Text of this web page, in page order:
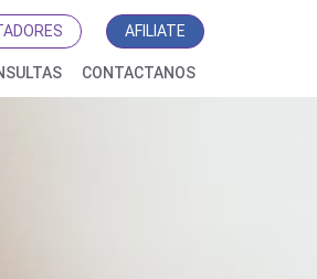
AFILIATE
CONTACTANOS